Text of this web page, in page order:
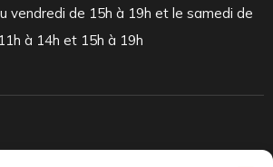
vendredi de 15h à 19h et le samedi de
11h à 14h et 15h à 19h